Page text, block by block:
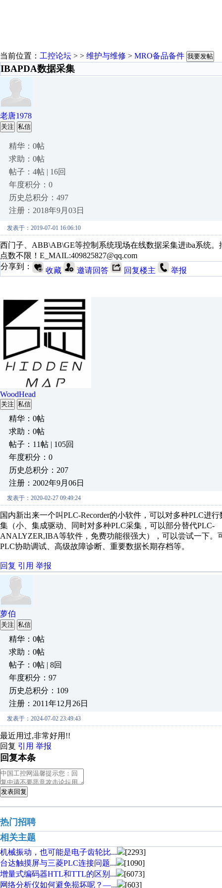
当前位置： 工控论坛 > > 维护与维修 > MRO备品备件 我要发帖
IBAPDA数据采集
老唐1978
关注 私信
精华：0帖
求助：0帖
帖子：4帖 | 16回
年度积分：0
历史总积分：497
注册：2018年9月03日
发表于：2019-07-01 16:06:10
西门子、ABB\AB\GE等控制系统现场在线数据采集进iba系统
点数不限！E_MAIL:409825827@qq.com
分享到：
收藏 邀请回答 回复楼主 举报
WoodHead
关注 私信
精华：0帖
求助：0帖
帖子：11帖 | 105回
年度积分：0
历史总积分：207
注册：2002年9月06日
发表于：2020-02-27 09:49:24
国内新出来一个叫PLC-Recorder的小软件，可以对多种PLC进
集（小、集成驱动、同时对多种PLC采集，可以部分替代PLC-
ANALYZER,IBA等软件，免费功能很强大），可以尝试一下。
PLC协助调试、高级故障诊断、重要数据长期存档等。
回复 引用 举报
萝伯
关注 私信
精华：0帖
求助：0帖
帖子：0帖 | 8回
年度积分：97
历史总积分：109
注册：2011年12月26日
发表于：2024-07-02 23:49:43
最近用过,非常好用!!
回复 引用 举报
回复本条
发表回复
热门招聘
相关主题
机械振动，也可能是电子齿轮比...
[2293]
台达触摸屏与三菱PLC连接问题...
[1090]
增量式编码器HTL和TTL的区别...
[6073]
网络分析仪如何避免损坏呢？—...
[603]